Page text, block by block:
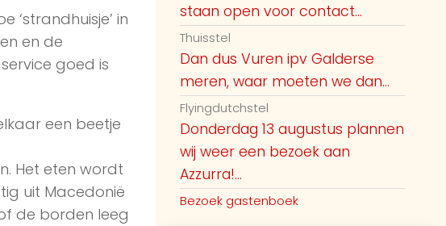
in
en de
goed is
een beetje
Het eten wordt
uit Macedonië
de borden leeg
staan open voor contact...
Thuisstel
Dan dus Vuren ipv Galderse
meren, waar moeten we dan...
Flyingdutchstel
Donderdag 13 augustus plannen
wij weer een bezoek aan
Azzurra!...
Bezoek gastenboek